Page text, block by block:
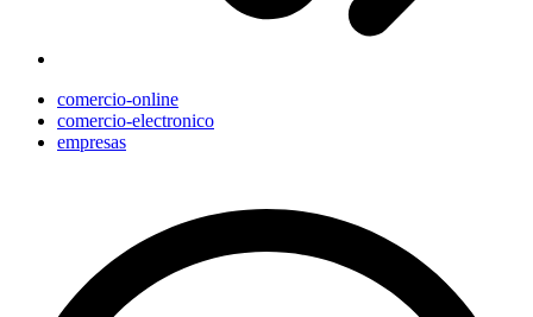
comercio-online
comercio-electronico
empresas